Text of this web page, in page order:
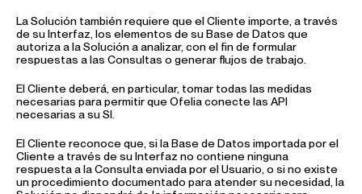
La Solución también requiere que el Cliente importe, a través
de su Interfaz, los elementos de su Base de Datos que
autoriza a la Solución a analizar, con el fin de formular
respuestas a las Consultas o generar flujos de trabajo.
El Cliente deberá, en particular, tomar todas las medidas
necesarias para permitir que Ofelia conecte las API
necesarias a su SI.
El Cliente reconoce que, si la Base de Datos importada por el
Cliente a través de su Interfaz no contiene ninguna
respuesta a la Consulta enviada por el Usuario, o si no existe
un procedimiento documentado para atender su necesidad, la